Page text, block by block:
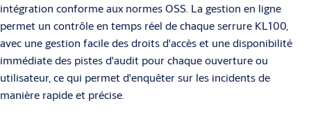
intégration conforme aux normes OSS. La gestion en ligne
permet un contrôle en temps réel de chaque serrure KL100,
avec une gestion facile des droits d'accès et une disponibilité
immédiate des pistes d'audit pour chaque ouverture ou
utilisateur, ce qui permet d'enquêter sur les incidents de
manière rapide et précise.